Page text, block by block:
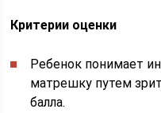
Критерии оценки
Ребенок понимает
матрешку путем
балла.